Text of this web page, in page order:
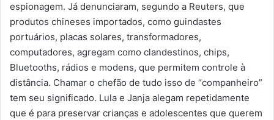
espionagem. Já denunciaram, segundo a Reuters, que
produtos chineses importados, como guindastes
portuários, placas solares, transformadores,
computadores, agregam como clandestinos, chips,
Bluetooths, rádios e modens, que permitem controle à
distância. Chamar o chefão de tudo isso de “companheiro”
tem seu significado. Lula e Janja alegam repetidamente
que é para preservar crianças e adolescentes que querem